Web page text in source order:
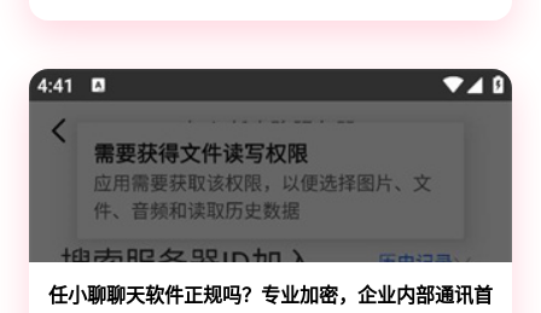
任小聊聊天软件正规吗？专业加密，企业内部通讯首